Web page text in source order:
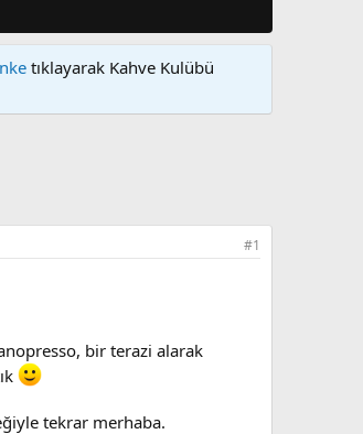
tıklayarak Kahve Kulübü
#1
bir terazi alarak
tekrar merhaba.